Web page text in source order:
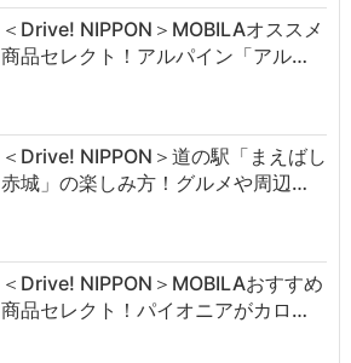
＜Drive! NIPPON＞MOBILAオススメ
商品セレクト！アルパイン「アル…
＜Drive! NIPPON＞道の駅「まえばし
赤城」の楽しみ方！グルメや周辺…
＜Drive! NIPPON＞MOBILAおすすめ
商品セレクト！パイオニアがカロ…